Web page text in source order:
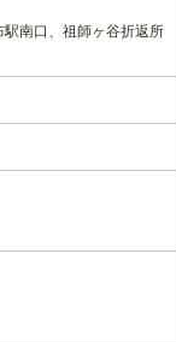
南口、祖師ヶ谷折返所